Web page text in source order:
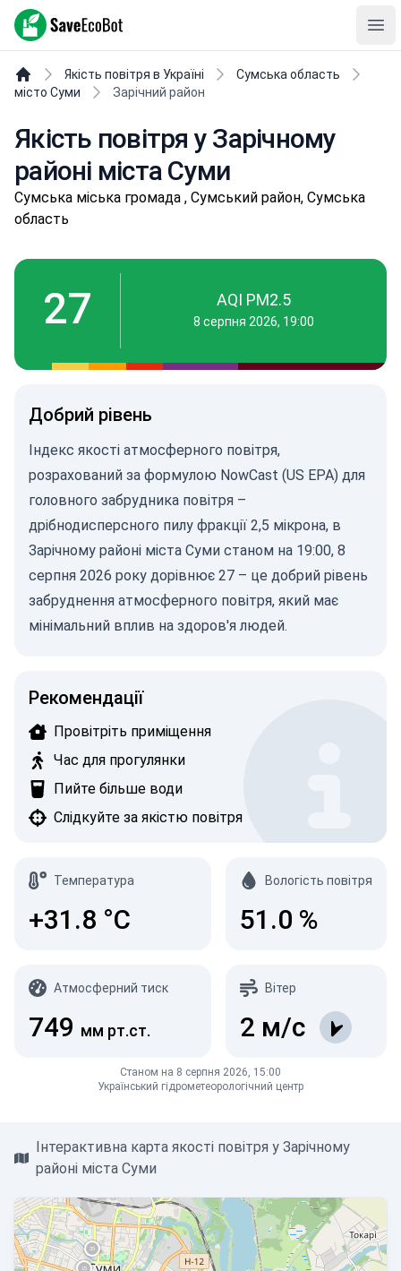
SaveEcoBot
Якість повітря в Україні
Сумська область
місто Суми
Зарічний район
Якість повітря у Зарічному
районі міста Суми
Сумськa міська громада , Сумський район, Сумська
область
27 AQI PM2.5
8 серпня 2026, 19:00
Добрий рівень
Індекс якості атмосферного повітря,
розрахований за формулою NowCast (US EPA) для
головного забрудника повітря –
дрібнодисперсного пилу фракції 2,5 мікрона, в
Зарічному районі міста Суми станом на 19:00, 8
серпня 2026 року дорівнює 27 – це добрий рівень
забруднення атмосферного повітря, який має
мінімальний вплив на здоров'я людей.
Рекомендації
Провітріть приміщення
Час для прогулянки
Пийте більше води
Слідкуйте за якістю повітря
Температура
+31.8 °C
Вологість повітря
51.0 %
Атмосферний тиск
749 мм рт.ст.
Вітер
2 м/с
Станом на 8 серпня 2026, 15:00
Український гідрометеорологічний центр
Інтерактивна карта якості повітря у Зарічному
районі міста Суми